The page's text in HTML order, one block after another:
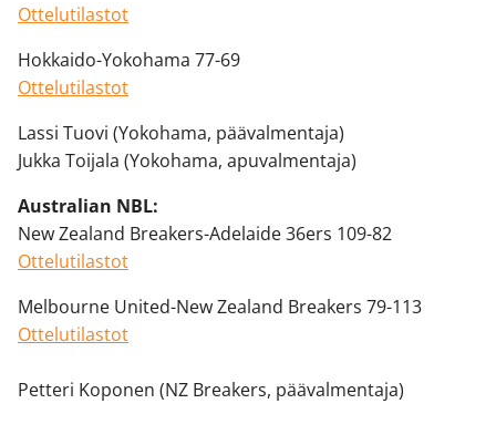
Ottelutilastot
Hokkaido-Yokohama 77-69
Ottelutilastot
Lassi Tuovi (Yokohama, päävalmentaja)
Jukka Toijala (Yokohama, apuvalmentaja)
Australian NBL:
New Zealand Breakers-Adelaide 36ers 109-82
Ottelutilastot
Melbourne United-New Zealand Breakers 79-113
Ottelutilastot
Petteri Koponen (NZ Breakers, päävalmentaja)